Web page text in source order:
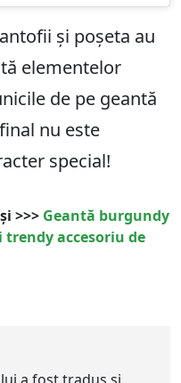
și poșeta au
elementelor
de pe geantă
nu este
special!
>>> Geantă burgundy
trendy accesoriu de